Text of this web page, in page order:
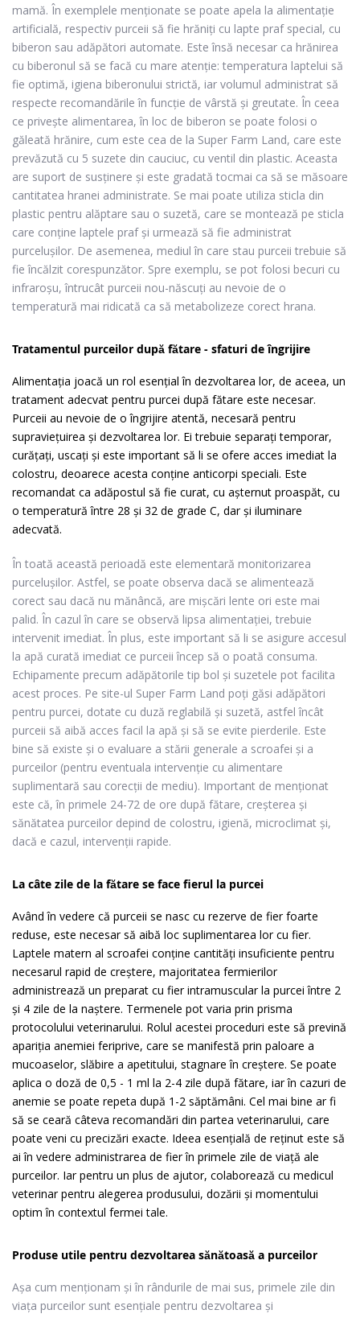
mamă. În exemplele menționate se poate apela la alimentație
artificială, respectiv purceii să fie hrăniți cu lapte praf special, cu
biberon sau adăpători automate. Este însă necesar ca hrănirea
cu biberonul să se facă cu mare atenţie: temperatura laptelui să
fie optimă, igiena biberonului strictă, iar volumul administrat să
respecte recomandările în funcţie de vârstă şi greutate. În ceea
ce privește alimentarea, în loc de biberon se poate folosi o
găleată hrănire, cum este cea de la Super Farm Land, care este
prevăzută cu 5 suzete din cauciuc, cu ventil din plastic. Aceasta
are suport de susținere și este gradată tocmai ca să se măsoare
cantitatea hranei administrate. Se mai poate utiliza sticla din
plastic pentru alăptare sau o suzetă, care se montează pe sticla
care conține laptele praf și urmează să fie administrat
purcelușilor. De asemenea, mediul în care stau purceii trebuie să
fie încălzit corespunzător. Spre exemplu, se pot folosi becuri cu
infraroşu, întrucât purceii nou-născuţi au nevoie de o
temperatură mai ridicată ca să metabolizeze corect hrana.
Tratamentul purceilor după fătare - sfaturi de îngrijire
Alimentația joacă un rol esențial în dezvoltarea lor, de aceea, un
tratament adecvat pentru purcei după fătare este necesar.
Purceii au nevoie de o îngrijire atentă, necesară pentru
supraviețuirea și dezvoltarea lor. Ei trebuie separaţi temporar,
curăţaţi, uscaţi şi este important să li se ofere acces imediat la
colostru, deoarece acesta conține anticorpi speciali. Este
recomandat ca adăpostul să fie curat, cu aşternut proaspăt, cu
o temperatură între 28 și 32 de grade C, dar și iluminare
adecvată.
În toată această perioadă este elementară monitorizarea
purcelușilor. Astfel, se poate observa dacă se alimentează
corect sau dacă nu mănâncă, are mișcări lente ori este mai
palid. În cazul în care se observă lipsa alimentației, trebuie
intervenit imediat. În plus, este important să li se asigure accesul
la apă curată imediat ce purceii încep să o poată consuma.
Echipamente precum adăpătorile tip bol şi suzetele pot facilita
acest proces. Pe site-ul Super Farm Land poţi găsi adăpători
pentru purcei, dotate cu duză reglabilă şi suzetă, astfel încât
purceii să aibă acces facil la apă şi să se evite pierderile. Este
bine să existe și o evaluare a stării generale a scroafei şi a
purceilor (pentru eventuala intervenţie cu alimentare
suplimentară sau corecţii de mediu). Important de menționat
este că, în primele 24-72 de ore după fătare, creşterea şi
sănătatea purceilor depind de colostru, igienă, microclimat şi,
dacă e cazul, intervenţii rapide.
La câte zile de la fătare se face fierul la purcei
Având în vedere că purceii se nasc cu rezerve de fier foarte
reduse, este necesar să aibă loc suplimentarea lor cu fier.
Laptele matern al scroafei conţine cantităţi insuficiente pentru
necesarul rapid de creştere, majoritatea fermierilor
administrează un preparat cu fier intramuscular la purcei între 2
şi 4 zile de la naştere. Termenele pot varia prin prisma
protocolului veterinarului. Rolul acestei proceduri este să prevină
apariţia anemiei feriprive, care se manifestă prin paloare a
mucoaselor, slăbire a apetitului, stagnare în creştere. Se poate
aplica o doză de 0,5 - 1 ml la 2-4 zile după fătare, iar în cazuri de
anemie se poate repeta după 1-2 săptămâni. Cel mai bine ar fi
să se ceară câteva recomandări din partea veterinarului, care
poate veni cu precizări exacte. Ideea esențială de reținut este să
ai în vedere administrarea de fier în primele zile de viaţă ale
purceilor. Iar pentru un plus de ajutor, colaborează cu medicul
veterinar pentru alegerea produsului, dozării şi momentului
optim în contextul fermei tale.
Produse utile pentru dezvoltarea sănătoasă a purceilor
Așa cum menționam și în rândurile de mai sus, primele zile din
viața purceilor sunt esențiale pentru dezvoltarea și